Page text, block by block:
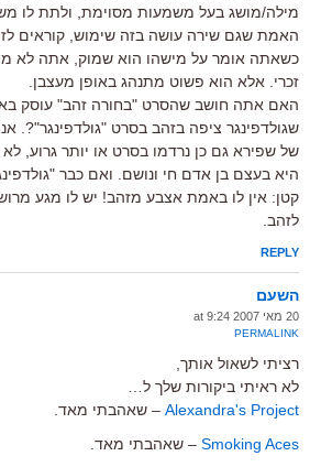
מילה/מושג בעל משמעות מסוימת, ולתת לו
האמת שגם שירה עושה בזה שימוש, קוראים
כשאתה אומר על מישהו הוא שמוק, אתה לא
זכרי. אלא הוא פשוט מתנהג באופן מעצבן.
האם אתה חושב שהסרט "בחורה זהב" עוסק
שגולדפינגר ציפה בזהב בסרט "גולדפינגר"?.
של שפירא גם כן נרדמו בסרט או יותר גרוע,
היא בעצם בן אדם חי ונושם. ואם כבר
קטן: אין לו באמת אצבע מזהב! יש לו מגע
לזהב.
REPLY
השעם
20 מאי 2007 at 9:24
PERMALINK
רציתי לשאול אותך,
לא ראיתי ביקורות שלך ל…
Alexandra's Project – שאהבתי מאד.
Smoking Aces – שאהבתי מאד.